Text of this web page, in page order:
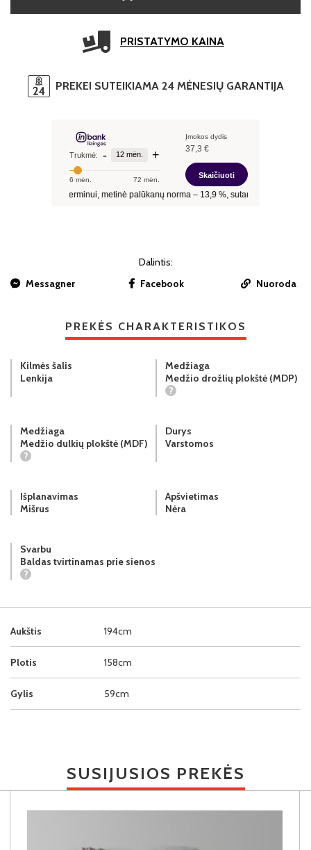
PRISTATYMO KAINA
PREKEI SUTEIKIAMA 24 MĖNESIŲ GARANTIJA
Dalintis:
Messagner
Facebook Nuoroda
PREKĖS CHARAKTERISTIKOS
Aukštis 194cm
Plotis 158cm
Gylis 59cm
Kilmės šalis
Lenkija
Medžiaga
Medžio drožlių plokštė (MDP)
?
Medžiaga
Medžio dulkių plokštė (MDF)
?
Durys
Varstomos
Išplanavimas
Mišrus
Apšvietimas
Nėra
Svarbu
Baldas tvirtinamas prie sienos
?
SUSIJUSIOS PREKĖS